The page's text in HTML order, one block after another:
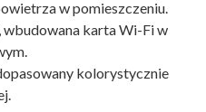
w pomieszczeniu.
, wbudowana karta Wi-Fi w
kolorystycznie